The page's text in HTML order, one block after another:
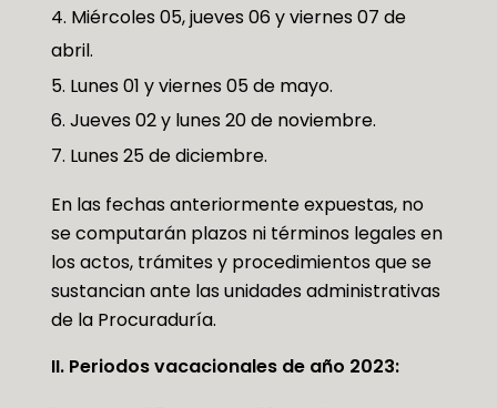
Miércoles 05, jueves 06 y viernes 07 de
abril.
Lunes 01 y viernes 05 de mayo.
Jueves 02 y lunes 20 de noviembre.
Lunes 25 de diciembre.
En las fechas anteriormente expuestas, no
se computarán plazos ni términos legales en
los actos, trámites y procedimientos que se
sustancian ante las unidades administrativas
de la Procuraduría.
II. Periodos vacacionales de año 2023: